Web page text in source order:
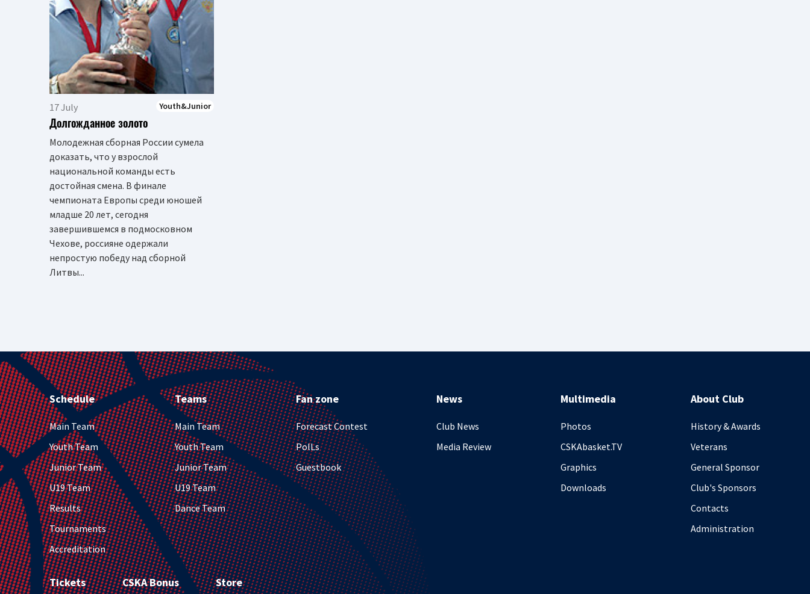
17 July Youth&Junior
Долгожданное золото
Молодежная сборная России сумела
доказать, что у взрослой
национальной команды есть
достойная смена. В финале
чемпионата Европы среди юношей
младше 20 лет, сегодня
завершившемся в подмосковном
Чехове, россияне одержали
непростую победу над сборной
Литвы...
Schedule
Main Team
Youth Team
Junior Team
U19 Team
Results
Tournaments
Accreditation
Teams
Main Team
Youth Team
Junior Team
U19 Team
Dance Team
Fan zone
Forecast Contest
PolLs
Guestbook
News
Club News
Media Review
Multimedia
Photos
CSKAbasket.TV
Graphics
Downloads
About Club
History & Awards
Veterans
General Sponsor
Club's Sponsors
Contacts
Administration
Tickets CSKA Bonus Store